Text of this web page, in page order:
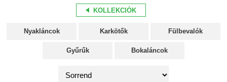
KOLLEKCIÓK
Nyakláncok Karkötők Fülbevalók
Gyűrűk Bokaláncok